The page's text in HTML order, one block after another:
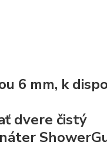
6 mm, k
dvere čistý